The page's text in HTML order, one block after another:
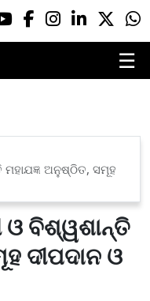
☰
ମହାଯଜ୍ଞ ଅନୁଷ୍ଠିତ, ସମୂହ
ଓ ବିଶ୍ୱଶାନ୍ତି
ଦୀପଦାନ ଓ